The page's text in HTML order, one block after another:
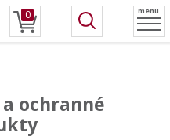
0 menu
ochranné